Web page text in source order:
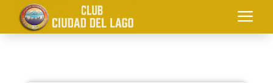
a